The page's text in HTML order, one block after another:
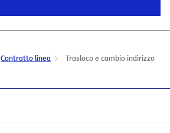
Contratto linea Trasloco e cambio indirizzo